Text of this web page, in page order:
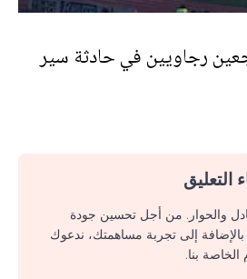
وفاة 5 مشجعين رجاويين في حادثة سير
والحوار. من أجل تحسين جودة
بالإضافة إلى تجربة مساهمتك، ندعوك
بنا.